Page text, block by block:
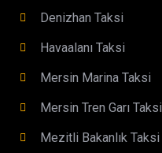
Denizhan Taksi
Havaalanı Taksi
Mersin Marina Taksi
Mersin Tren Garı Taksi
Mezitli Bakanlık Taksi